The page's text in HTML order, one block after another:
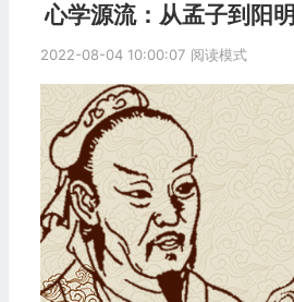
心学源流：从孟子到阳明
2022-08-04 10:00:07 阅读模式